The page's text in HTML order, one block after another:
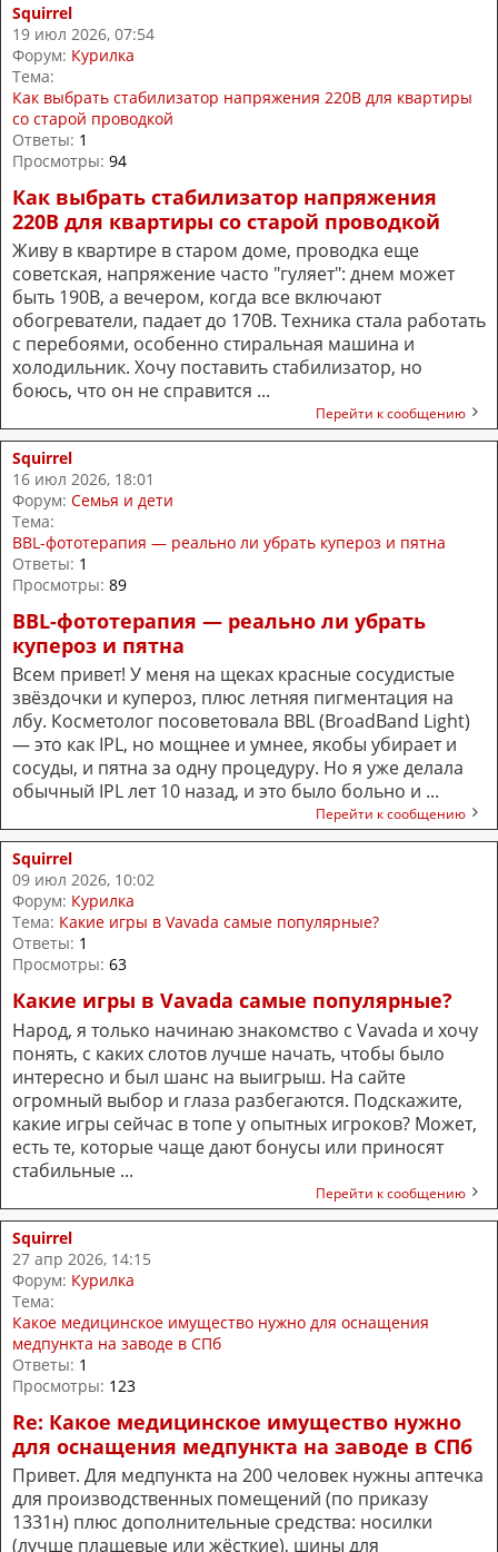
Squirrel
19 июл 2026, 07:54
Форум: Курилка
Тема:
Как выбрать стабилизатор напряжения 220В для квартиры
со старой проводкой
Ответы: 1
Просмотры: 94
Как выбрать стабилизатор напряжения
220В для квартиры со старой проводкой
Живу в квартире в старом доме, проводка еще
советская, напряжение часто "гуляет": днем может
быть 190В, а вечером, когда все включают
обогреватели, падает до 170В. Техника стала работать
с перебоями, особенно стиральная машина и
холодильник. Хочу поставить стабилизатор, но
боюсь, что он не справится ...
Перейти к сообщению
Squirrel
16 июл 2026, 18:01
Форум: Семья и дети
Тема:
BBL-фототерапия — реально ли убрать купероз и пятна
Ответы: 1
Просмотры: 89
BBL-фототерапия — реально ли убрать
купероз и пятна
Всем привет! У меня на щеках красные сосудистые
звёздочки и купероз, плюс летняя пигментация на
лбу. Косметолог посоветовала BBL (BroadBand Light)
— это как IPL, но мощнее и умнее, якобы убирает и
сосуды, и пятна за одну процедуру. Но я уже делала
обычный IPL лет 10 назад, и это было больно и ...
Перейти к сообщению
Squirrel
09 июл 2026, 10:02
Форум: Курилка
Тема: Какие игры в Vavada самые популярные?
Ответы: 1
Просмотры: 63
Какие игры в Vavada самые популярные?
Народ, я только начинаю знакомство с Vavada и хочу
понять, с каких слотов лучше начать, чтобы было
интересно и был шанс на выигрыш. На сайте
огромный выбор и глаза разбегаются. Подскажите,
какие игры сейчас в топе у опытных игроков? Может,
есть те, которые чаще дают бонусы или приносят
стабильные ...
Перейти к сообщению
Squirrel
27 апр 2026, 14:15
Форум: Курилка
Тема:
Какое медицинское имущество нужно для оснащения
медпункта на заводе в СПб
Ответы: 1
Просмотры: 123
Re: Какое медицинское имущество нужно
для оснащения медпункта на заводе в СПб
Привет. Для медпункта на 200 человек нужны аптечка
для производственных помещений (по приказу
1331н) плюс дополнительные средства: носилки
(лучше плащевые или жёсткие), шины для